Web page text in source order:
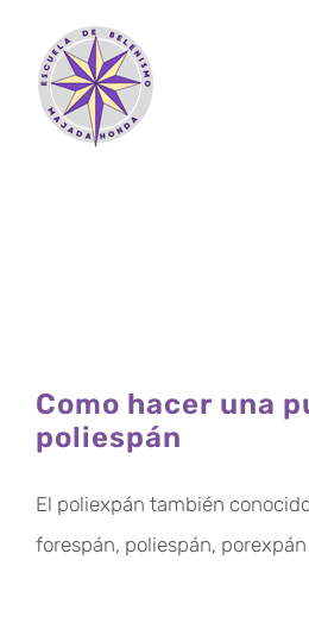
contenido
Como hacer una
poliespán
El poliexpán también
forespán, poliespán,